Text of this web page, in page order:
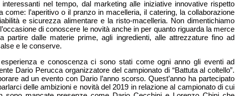
nel tempo, dal marketing alle iniziative innovative rispetto
come: l’aperitivo o il pranzo in macelleria, il catering, la collaborazione
e sicurezza alimentare e la risto-macelleria. Non dimentichiamo
di conoscere le novità anche in per quanto riguarda la merce
partire dalle materie prime, agli ingredienti, alle attrezzature fino ad
e le conserve.
e conoscenza ci sono stati come ogni anno gli eventi ad
Dario Perucca organizzatore del campionato di “Battuta al coltello”.
ad un evento con Dario l’anno scorso. Quest’anno ha partecipato
delle ambizioni e novità del 2019 in relazione al campionato di cui